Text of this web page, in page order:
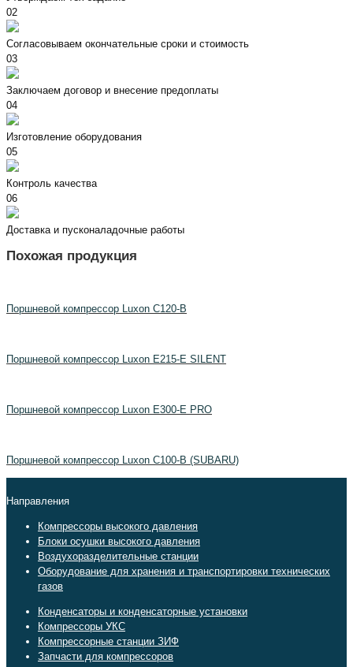
02
Согласовываем окончательные сроки и стоимость
03
Заключаем договор и внесение предоплаты
04
Изготовление оборудования
05
Контроль качества
06
Доставка и пусконаладочные работы
Похожая продукция
Поршневой компрессор Luxon C120-B
Поршневой компрессор Luxon E215-E SILENT
Поршневой компрессор Luxon E300-E PRO
Поршневой компрессор Luxon C100-B (SUBARU)
Направления
Компрессоры высокого давления
Блоки осушки высокого давления
Воздухоразделительные станции
Оборудование для хранения и транспортировки технических
газов
Конденсаторы и конденсаторные установки
Компрессоры УКС
Компрессорные станции ЗИФ
Запчасти для компрессоров